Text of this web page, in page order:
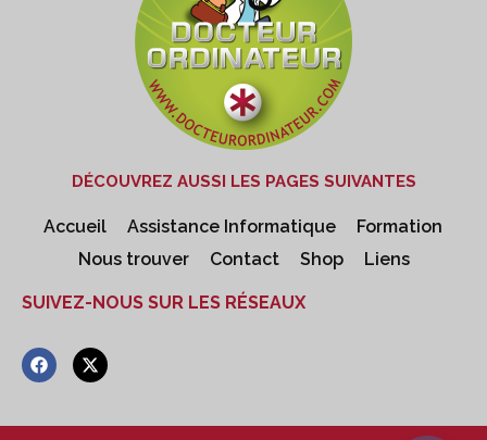
DÉCOUVREZ AUSSI LES PAGES SUIVANTES
Accueil Assistance Informatique
Formation
Nous trouver
Contact Shop Liens
SUIVEZ-NOUS SUR LES RÉSEAUX
F
a
b
X
-
i